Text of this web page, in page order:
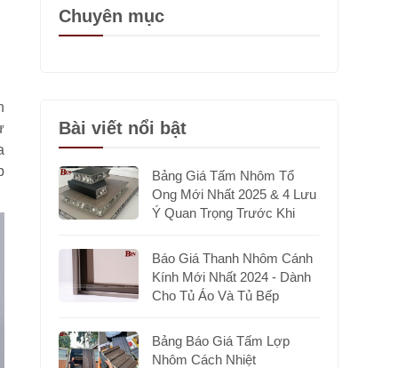
Chuyên mục
Bài viết nổi bật
Bảng Giá Tấm Nhôm Tổ
Ong Mới Nhất 2025 & 4 Lưu
Ý Quan Trọng Trước Khi
Báo Giá Thanh Nhôm Cánh
Kính Mới Nhất 2024 - Dành
Cho Tủ Áo Và Tủ Bếp
Bảng Báo Giá Tấm Lợp
Nhôm Cách Nhiệt